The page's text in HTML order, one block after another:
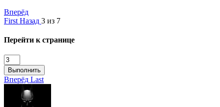
Вперёд
First Назад 3 из 7
Перейти к странице
Выполнить
Вперёд Last